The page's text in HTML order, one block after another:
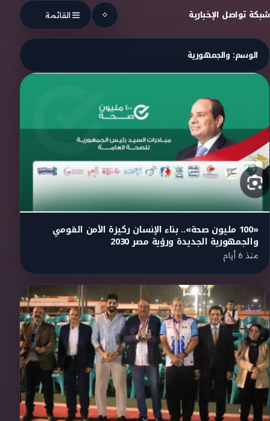
Skip to content
شبكة تواصل الإخبارية القائمة
الوسم: والجمهورية
«100 مليون صحة».. بناء الإنسان ركيزة الأمن القومي
والجمهورية الجديدة ورؤية مصر 2030
منذ 6 أيام